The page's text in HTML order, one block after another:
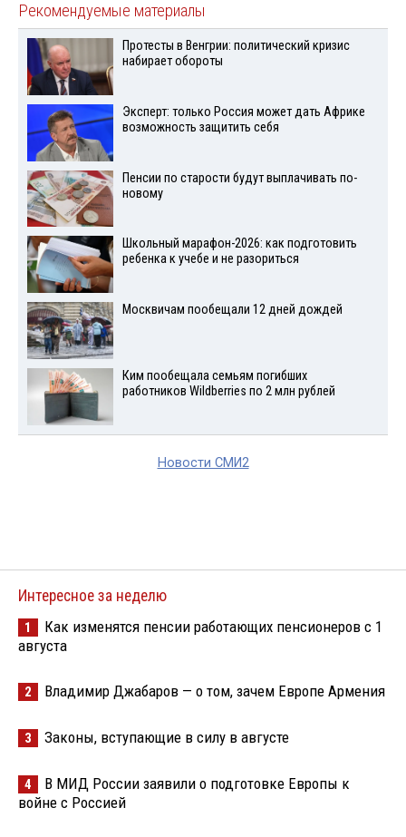
Рекомендуемые материалы
Протесты в Венгрии: политический кризис
набирает обороты
Эксперт: только Россия может дать Африке
возможность защитить себя
Пенсии по старости будут выплачивать по-
новому
Школьный марафон-2026: как подготовить
ребенка к учебе и не разориться
Москвичам пообещали 12 дней дождей
Ким пообещала семьям погибших
работников Wildberries по 2 млн рублей
Новости СМИ2
Интересное за неделю
1
Как изменятся пенсии работающих пенсионеров с 1
августа
2 Владимир Джабаров — о том, зачем Европе Армения
3 Законы, вступающие в силу в августе
4
В МИД России заявили о подготовке Европы к
войне с Россией